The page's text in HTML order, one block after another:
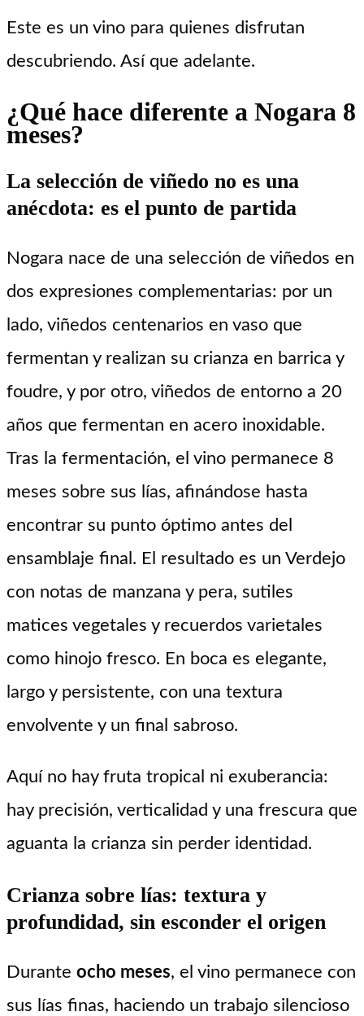
Este es un vino para quienes disfrutan
descubriendo. Así que adelante.
¿Qué hace diferente a Nogara 8
meses?
La selección de viñedo no es una
anécdota: es el punto de partida
Nogara nace de una selección de viñedos en
dos expresiones complementarias: por un
lado, viñedos centenarios en vaso que
fermentan y realizan su crianza en barrica y
foudre, y por otro, viñedos de entorno a 20
años que fermentan en acero inoxidable.
Tras la fermentación, el vino permanece 8
meses sobre sus lías, afinándose hasta
encontrar su punto óptimo antes del
ensamblaje final. El resultado es un Verdejo
con notas de manzana y pera, sutiles
matices vegetales y recuerdos varietales
como hinojo fresco. En boca es elegante,
largo y persistente, con una textura
envolvente y un final sabroso.
Aquí no hay fruta tropical ni exuberancia:
hay precisión, verticalidad y una frescura que
aguanta la crianza sin perder identidad.
Crianza sobre lías: textura y
profundidad, sin esconder el origen
Durante ocho meses, el vino permanece con
sus lías finas, haciendo un trabajo silencioso